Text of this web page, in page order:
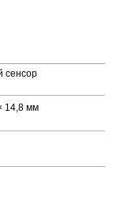
сенсор
14,8 мм